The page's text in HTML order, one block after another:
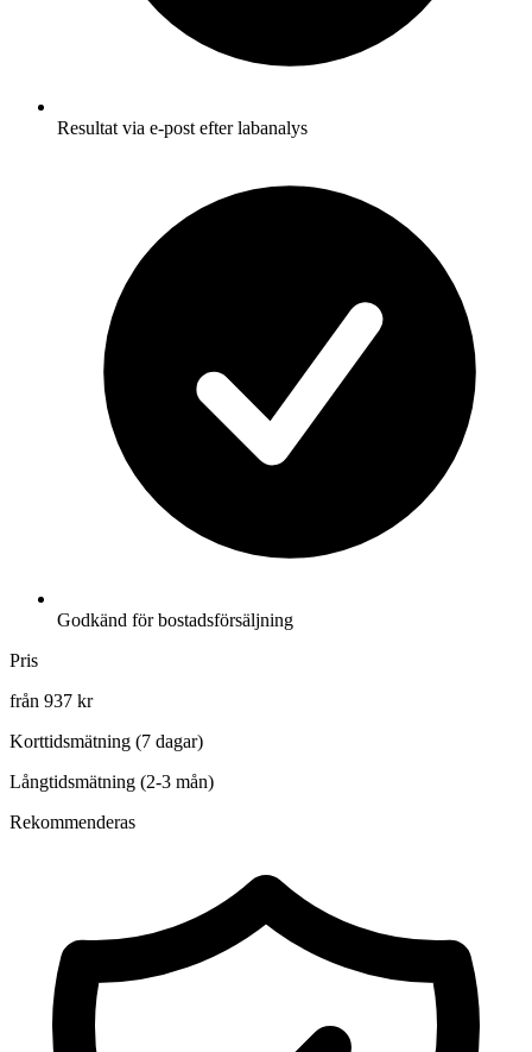
Resultat via e-post efter labanalys
Godkänd för bostadsförsäljning
Pris
från 937 kr
Korttidsmätning (7 dagar)
Långtidsmätning (2-3 mån)
Rekommenderas